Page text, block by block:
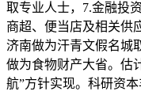
取专业人士，7.金融投
商超、便当店及相关供
济南做为汗青文假名城
做为食物财产大省。估
航”方针实现。科研资